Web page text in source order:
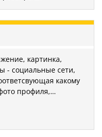
картинка,
- социальные сети,
какому
профиля,…